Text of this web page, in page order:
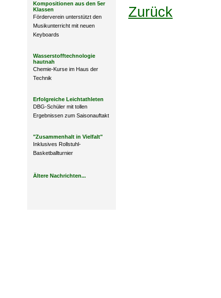
Kompositionen aus den 5er
Klassen
Förderverein unterstützt den
Musikunterricht mit neuen
Keyboards
Wasserstofftechnologie
hautnah
Chemie-Kurse im Haus der
Technik
Erfolgreiche Leichtathleten
DBG-Schüler mit tollen
Ergebnissen zum Saisonauftakt
"Zusammenhalt in Vielfalt"
Inklusives Rollstuhl-
Basketballturnier
Ältere Nachrichten...
Zurück